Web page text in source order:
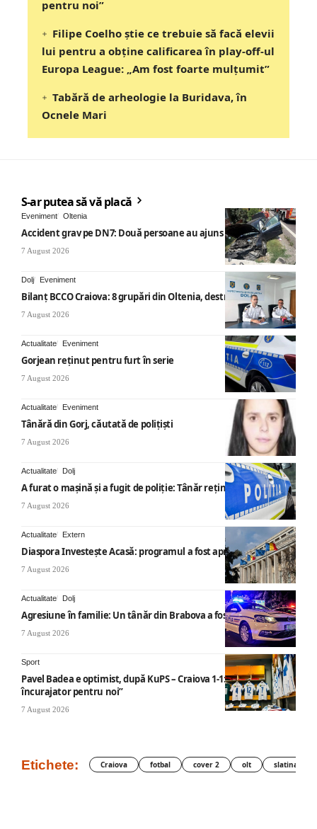
pentru noi”
Filipe Coelho știe ce trebuie să facă elevii
lui pentru a obține calificarea în play-off-ul
Europa League: „Am fost foarte mulțumit”
Tabără de arheologie la Buridava, în
Ocnele Mari
S-ar putea să vă placă
Eveniment Oltenia
Accident grav pe DN7: Două persoane au ajuns la spital
7 August 2026
Dolj Eveniment
Bilanț BCCO Craiova: 8 grupări din Oltenia, destructurate
7 August 2026
Actualitate Eveniment
Gorjean reținut pentru furt în serie
7 August 2026
Actualitate Eveniment
Tânără din Gorj, căutată de polițiști
7 August 2026
Actualitate Dolj
A furat o mașină și a fugit de poliție: Tânăr reținut
7 August 2026
Actualitate Extern
Diaspora Investește Acasă: programul a fost aprobat
7 August 2026
Actualitate Dolj
Agresiune în familie: Un tânăr din Brabova a fost arestat
7 August 2026
Sport
Pavel Badea e optimist, după KuPS – Craiova 1-1: „Un rezultat
încurajator pentru noi”
7 August 2026
Etichete: Craiova fotbal cover 2 olt slatina